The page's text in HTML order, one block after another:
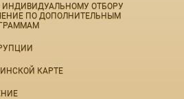
ОТБОРУ
ПО ДОПОЛНИТЕЛЬНЫМ
КАРТЕ